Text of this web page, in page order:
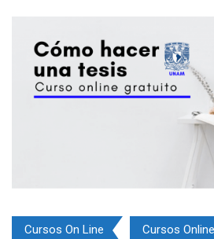
Cursos On Line Cursos Online